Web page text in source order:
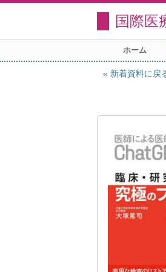
国際医
ホーム
新着資料に戻